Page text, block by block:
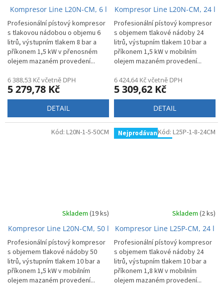
Kompresor Line L20N-CM, 6 l
Profesionální pístový kompresor
s tlakovou nádobou o objemu 6
litrů, výstupním tlakem 8 bar a
příkonem 1,5 kW v přenosném
olejem mazaném provedení...
6 388,53 Kč včetně DPH
5 279,78 Kč
DETAIL
Kompresor Line L20N-CM, 24 l
Profesionální pístový kompresor
s objemem tlakové nádoby 24
litrů, výstupním tlakem 10 bar a
příkonem 1,5 kW v mobilním
olejem mazaném provedení...
6 424,64 Kč včetně DPH
5 309,62 Kč
DETAIL
Skladem (19 ks)
Kompresor Line L20N-CM, 50 l
Profesionální pístový kompresor
s objemem tlakové nádoby 50
litrů, výstupním tlakem 10 bar a
příkonem 1,5 kW v mobilním
olejem mazaném provedení...
Kód: L20N-1-5-50CM Nejprodávanější
Skladem (2 ks)
Kompresor Line L25P-CM, 24 l
Profesionální pístový kompresor
s objemem tlakové nádoby 24
litrů, výstupním tlakem 10 bar a
příkonem 1,8 kW v mobilním
olejem mazaném provedení...
Kód: L25P-1-8-24CM